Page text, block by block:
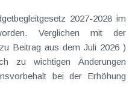
2027-2028 im
Verglichen mit der
Beitrag aus dem Juli 2026 )
zu wichtigen Änderungen